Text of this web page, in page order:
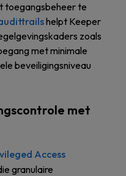
toegangsbeheer te
helpt Keeper
zoals
met minimale
beveiligingsniveau
met
Access
granulaire